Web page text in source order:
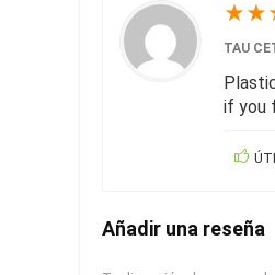
★★
TAU
if you
Añadir una reseña